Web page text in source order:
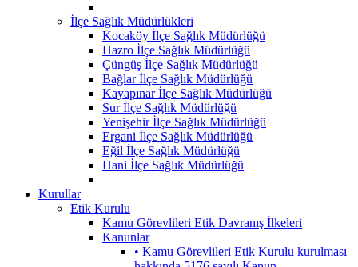
İlçe Sağlık Müdürlükleri
Kocaköy İlçe Sağlık Müdürlüğü
Hazro İlçe Sağlık Müdürlüğü
Çüngüş İlçe Sağlık Müdürlüğü
Bağlar İlçe Sağlık Müdürlüğü
Kayapınar İlçe Sağlık Müdürlüğü
Sur İlçe Sağlık Müdürlüğü
Yenişehir İlçe Sağlık Müdürlüğü
Ergani İlçe Sağlık Müdürlüğü
Eğil İlçe Sağlık Müdürlüğü
Hani İlçe Sağlık Müdürlüğü
Kurullar
Etik Kurulu
Kamu Görevlileri Etik Davranış İlkeleri
Kanunlar
• Kamu Görevlileri Etik Kurulu kurulması